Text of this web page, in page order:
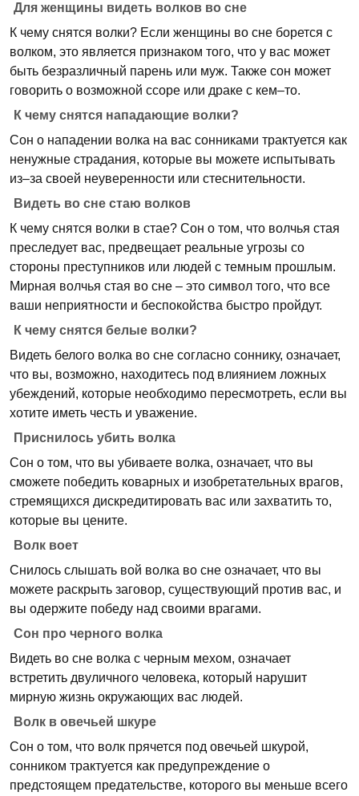
Для женщины видеть волков во сне
К чему снятся волки? Если женщины во сне борется с
волком, это является признаком того, что у вас может
быть безразличный парень или муж. Также сон может
говорить о возможной ссоре или драке с кем–то.
К чему снятся нападающие волки?
Сон о нападении волка на вас сонниками трактуется как
ненужные страдания, которые вы можете испытывать
из–за своей неуверенности или стеснительности.
Видеть во сне стаю волков
К чему снятся волки в стае? Сон о том, что волчья стая
преследует вас, предвещает реальные угрозы со
стороны преступников или людей с темным прошлым.
Мирная волчья стая во сне – это символ того, что все
ваши неприятности и беспокойства быстро пройдут.
К чему снятся белые волки?
Видеть белого волка во сне согласно соннику, означает,
что вы, возможно, находитесь под влиянием ложных
убеждений, которые необходимо пересмотреть, если вы
хотите иметь честь и уважение.
Приснилось убить волка
Сон о том, что вы убиваете волка, означает, что вы
сможете победить коварных и изобретательных врагов,
стремящихся дискредитировать вас или захватить то,
которые вы цените.
Волк воет
Снилось слышать вой волка во сне означает, что вы
можете раскрыть заговор, существующий против вас, и
вы одержите победу над своими врагами.
Сон про черного волка
Видеть во сне волка с черным мехом, означает
встретить двуличного человека, который нарушит
мирную жизнь окружающих вас людей.
Волк в овечьей шкуре
Сон о том, что волк прячется под овечьей шкурой,
сонником трактуется как предупреждение о
предстоящем предательстве, которого вы меньше всего